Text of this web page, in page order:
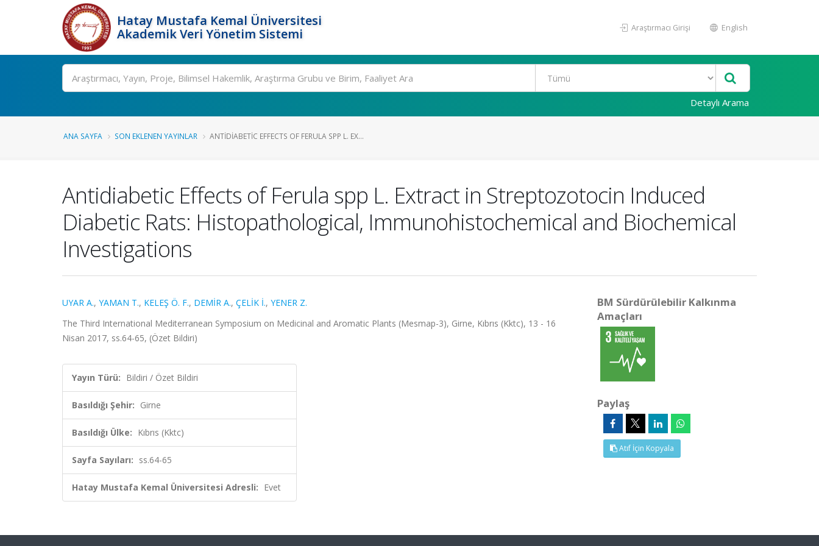
Hatay Mustafa Kemal Üniversitesi
Akademik Veri Yönetim Sistemi
Araştırmacı Girişi English
Ara
Detaylı Arama
ANA SAYFA SON EKLENEN YAYINLAR ANTIDIABETIC EFFECTS OF FERULA SPP L. EX...
Antidiabetic Effects of Ferula spp L. Extract in Streptozotocin Induced
Diabetic Rats: Histopathological, Immunohistochemical and Biochemical
Investigations
UYAR A., YAMAN T., KELEŞ Ö. F., DEMİR A., ÇELİK İ., YENER Z.
The Third International Mediterranean Symposium on Medicinal and Aromatic Plants (Mesmap-3), Girne, Kıbrıs (Kktc), 13 - 16
Nisan 2017, ss.64-65, (Özet Bildiri)
Yayın Türü: Bildiri / Özet Bildiri
Basıldığı Şehir: Girne
Basıldığı Ülke: Kıbrıs (Kktc)
Sayfa Sayıları: ss.64-65
Hatay Mustafa Kemal Üniversitesi Adresli: Evet
BM Sürdürülebilir Kalkınma
Amaçları
Paylaş
Atıf İçin Kopyala